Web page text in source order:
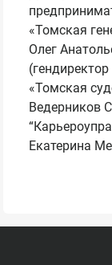
«Томская
Олег
«Томская
Ведерников
Екатерина